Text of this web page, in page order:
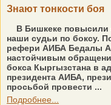
Знают тонкости боя
В Бишкеке
наши судьи по боксу.
рефери АИБА Бедалы
настойчивым
бокса Кыргызстана в
президента АИБА,
просьбой провести ...
Подробнее...